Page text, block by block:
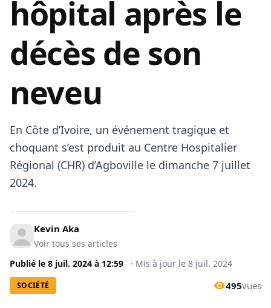
hôpital après le
décès de son
neveu
En Côte d’Ivoire, un événement tragique et
choquant s’est produit au Centre Hospitalier
Régional (CHR) d’Agboville le dimanche 7 juillet
2024.
Kevin Aka
Voir tous ses articles
Publié le 8 juil. 2024 à 12:59 · Mis à jour le 8 juil. 2024
SOCIÉTÉ 495vues